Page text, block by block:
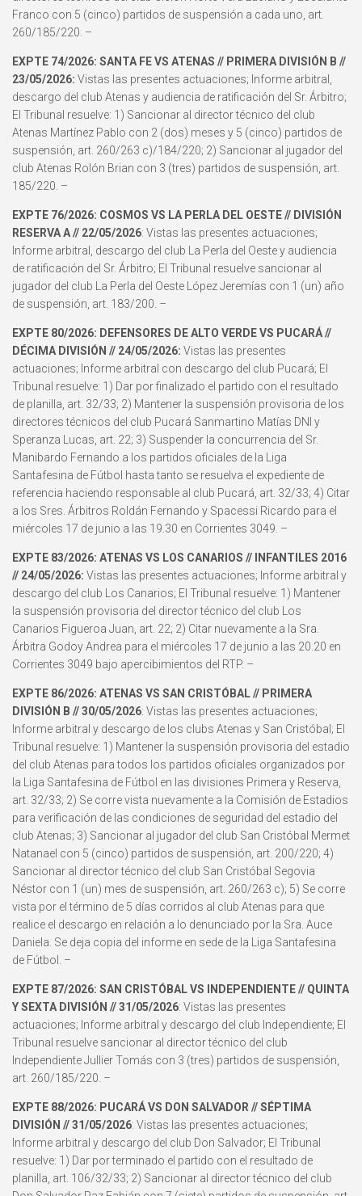
Franco con 5 (cinco) partidos de suspensión a cada uno, art.
260/185/220. –
EXPTE 74/2026: SANTA FE VS ATENAS // PRIMERA DIVISIÓN B //
23/05/2026: Vistas las presentes actuaciones; Informe arbitral,
descargo del club Atenas y audiencia de ratificación del Sr. Árbitro;
El Tribunal resuelve: 1) Sancionar al director técnico del club
Atenas Martínez Pablo con 2 (dos) meses y 5 (cinco) partidos de
suspensión, art. 260/263 c)/184/220; 2) Sancionar al jugador del
club Atenas Rolón Brian con 3 (tres) partidos de suspensión, art.
185/220. –
EXPTE 76/2026: COSMOS VS LA PERLA DEL OESTE // DIVISIÓN
RESERVA A // 22/05/2026: Vistas las presentes actuaciones;
Informe arbitral, descargo del club La Perla del Oeste y audiencia
de ratificación del Sr. Árbitro; El Tribunal resuelve sancionar al
jugador del club La Perla del Oeste López Jeremías con 1 (un) año
de suspensión, art. 183/200. –
EXPTE 80/2026: DEFENSORES DE ALTO VERDE VS PUCARÁ //
DÉCIMA DIVISIÓN // 24/05/2026: Vistas las presentes
actuaciones; Informe arbitral con descargo del club Pucará; El
Tribunal resuelve: 1) Dar por finalizado el partido con el resultado
de planilla, art. 32/33; 2) Mantener la suspensión provisoria de los
directores técnicos del club Pucará Sanmartino Matías DNI y
Speranza Lucas, art. 22; 3) Suspender la concurrencia del Sr.
Manibardo Fernando a los partidos oficiales de la Liga
Santafesina de Fútbol hasta tanto se resuelva el expediente de
referencia haciendo responsable al club Pucará, art. 32/33; 4) Citar
a los Sres. Árbitros Roldán Fernando y Spacessi Ricardo para el
miércoles 17 de junio a las 19.30 en Corrientes 3049. –
EXPTE 83/2026: ATENAS VS LOS CANARIOS // INFANTILES 2016
// 24/05/2026: Vistas las presentes actuaciones; Informe arbitral y
descargo del club Los Canarios; El Tribunal resuelve: 1) Mantener
la suspensión provisoria del director técnico del club Los
Canarios Figueroa Juan, art. 22; 2) Citar nuevamente a la Sra.
Árbitra Godoy Andrea para el miércoles 17 de junio a las 20.20 en
Corrientes 3049 bajo apercibimientos del RTP. –
EXPTE 86/2026: ATENAS VS SAN CRISTÓBAL // PRIMERA
DIVISIÓN B // 30/05/2026: Vistas las presentes actuaciones;
Informe arbitral y descargo de los clubs Atenas y San Cristóbal; El
Tribunal resuelve: 1) Mantener la suspensión provisoria del estadio
del club Atenas para todos los partidos oficiales organizados por
la Liga Santafesina de Fútbol en las divisiones Primera y Reserva,
art. 32/33; 2) Se corre vista nuevamente a la Comisión de Estadios
para verificación de las condiciones de seguridad del estadio del
club Atenas; 3) Sancionar al jugador del club San Cristóbal Mermet
Natanael con 5 (cinco) partidos de suspensión, art. 200/220; 4)
Sancionar al director técnico del club San Cristóbal Segovia
Néstor con 1 (un) mes de suspensión, art. 260/263 c); 5) Se corre
vista por el término de 5 días corridos al club Atenas para que
realice el descargo en relación a lo denunciado por la Sra. Auce
Daniela. Se deja copia del informe en sede de la Liga Santafesina
de Fútbol. –
EXPTE 87/2026: SAN CRISTÓBAL VS INDEPENDIENTE // QUINTA
Y SEXTA DIVISIÓN // 31/05/2026: Vistas las presentes
actuaciones; Informe arbitral y descargo del club Independiente; El
Tribunal resuelve sancionar al director técnico del club
Independiente Jullier Tomás con 3 (tres) partidos de suspensión,
art. 260/185/220. –
EXPTE 88/2026: PUCARÁ VS DON SALVADOR // SÉPTIMA
DIVISIÓN // 31/05/2026: Vistas las presentes actuaciones;
Informe arbitral y descargo del club Don Salvador; El Tribunal
resuelve: 1) Dar por terminado el partido con el resultado de
planilla, art. 106/32/33; 2) Sancionar al director técnico del club